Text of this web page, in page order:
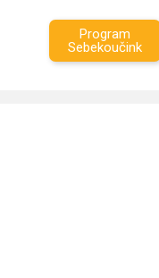
Program
Sebekoučink